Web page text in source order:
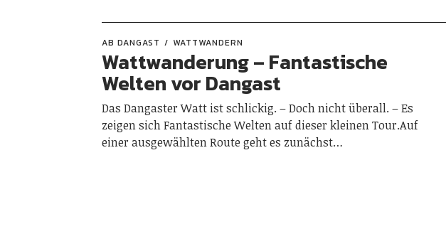
AB DANGAST WATTWANDERN
Wattwanderung – Fantastische
Welten vor Dangast
Das Dangaster Watt ist schlickig. – Doch nicht überall. – Es
zeigen sich Fantastische Welten auf dieser kleinen Tour.Auf
einer ausgewählten Route geht es zunächst…